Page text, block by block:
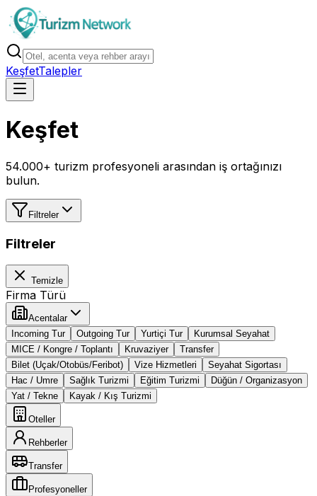
KeşfetTalepler
Keşfet
54.000+ turizm profesyoneli arasından iş ortağınızı
bulun.
Filtreler
Filtreler
Temizle
Firma Türü
Acentalar
Incoming Tur
Outgoing Tur Yurtiçi Tur
Kurumsal Seyahat
MICE / Kongre / Toplantı
Kruvaziyer
Transfer
Bilet (Uçak/Otobüs/Feribot)
Vize Hizmetleri
Seyahat Sigortası
Hac / Umre
Sağlık Turizmi Eğitim Turizmi
Düğün / Organizasyon
Yat / Tekne
Kayak / Kış Turizmi
Oteller
Rehberler
Transfer
Profesyoneller